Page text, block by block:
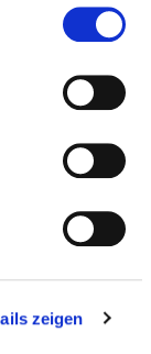
zeigen
MIT